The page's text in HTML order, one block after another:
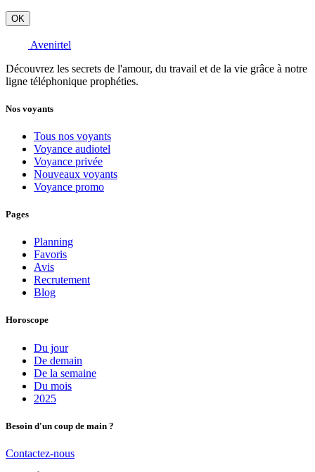
OK
Avenirtel
Découvrez les secrets de l'amour, du travail et de la vie grâce à notre
ligne téléphonique prophéties.
Nos voyants
Tous nos voyants
Voyance audiotel
Voyance privée
Nouveaux voyants
Voyance promo
Pages
Planning
Favoris
Avis
Recrutement
Blog
Horoscope
Du jour
De demain
De la semaine
Du mois
2025
Besoin d'un coup de main ?
Contactez-nous